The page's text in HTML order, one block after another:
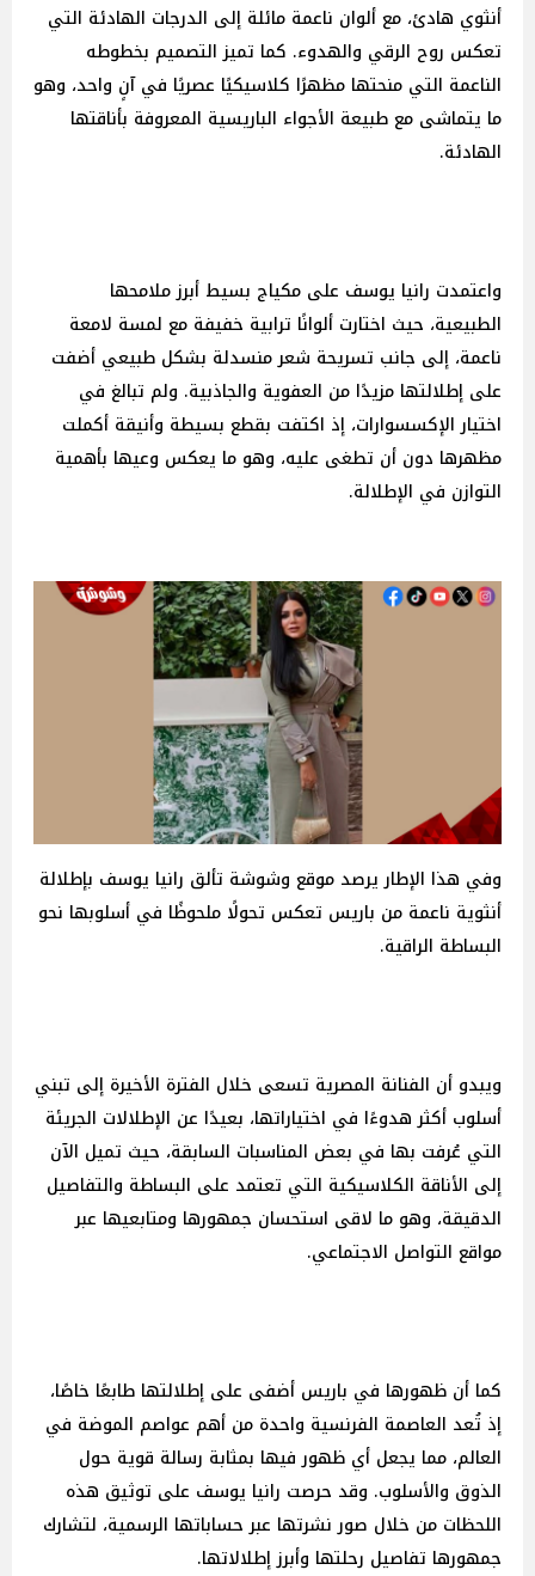
أنثوي هادئ، مع ألوان ناعمة مائلة إلى الدرجات الهادئة التي
تعكس روح الرقي والهدوء. كما تميز التصميم بخطوطه
الناعمة التي منحتها مظهرًا كلاسيكيًا عصريًا في آنٍ واحد، وهو
ما يتماشى مع طبيعة الأجواء الباريسية المعروفة بأناقتها
الهادئة.
واعتمدت رانيا يوسف على مكياج بسيط أبرز ملامحها
الطبيعية، حيث اختارت ألوانًا ترابية خفيفة مع لمسة لامعة
ناعمة، إلى جانب تسريحة شعر منسدلة بشكل طبيعي أضفت
على إطلالتها مزيدًا من العفوية والجاذبية. ولم تبالغ في
اختيار الإكسسوارات، إذ اكتفت بقطع بسيطة وأنيقة أكملت
مظهرها دون أن تطغى عليه، وهو ما يعكس وعيها بأهمية
التوازن في الإطلالة.
وفي هذا الإطار يرصد موقع وشوشة تألق رانيا يوسف بإطلالة
أنثوية ناعمة من باريس تعكس تحولًا ملحوظًا في أسلوبها نحو
البساطة الراقية.
ويبدو أن الفنانة المصرية تسعى خلال الفترة الأخيرة إلى تبني
أسلوب أكثر هدوءًا في اختياراتها، بعيدًا عن الإطلالات الجريئة
التي عُرفت بها في بعض المناسبات السابقة، حيث تميل الآن
إلى الأناقة الكلاسيكية التي تعتمد على البساطة والتفاصيل
الدقيقة، وهو ما لاقى استحسان جمهورها ومتابعيها عبر
مواقع التواصل الاجتماعي.
كما أن ظهورها في باريس أضفى على إطلالتها طابعًا خاصًا،
إذ تُعد العاصمة الفرنسية واحدة من أهم عواصم الموضة في
العالم، مما يجعل أي ظهور فيها بمثابة رسالة قوية حول
الذوق والأسلوب. وقد حرصت رانيا يوسف على توثيق هذه
اللحظات من خلال صور نشرتها عبر حساباتها الرسمية، لتشارك
جمهورها تفاصيل رحلتها وأبرز إطلالاتها.